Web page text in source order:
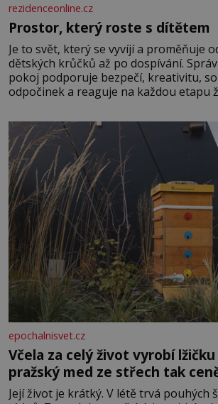
rezidenceonline.cz
Prostor, který roste s dítětem
Je to svět, který se vyvíjí a proměňuje
dětských krůčků až po dospívání.
pokoj podporuje bezpečí, kreativitu,
odpočinek a reaguje na každou etapu
měkkost a bezpečí, proto by pokoj
především klidně a útulně. Předškolní
epochalnisvet.cz
Včela za celý život vyrobí
pražský med ze střech tak
Její život je krátký. V létě trvá pouhých